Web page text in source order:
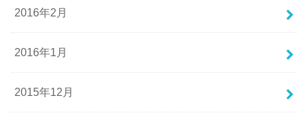
2016年2月
2016年1月
2015年12月